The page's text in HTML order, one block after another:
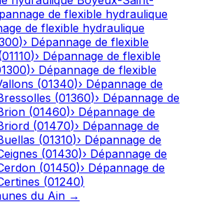
de flexible hydraulique
de flexible hydraulique
)› Dépannage de flexible
01110)› Dépannage de flexible
)› Dépannage de flexible
(01340)› Dépannage de
(01360)› Dépannage de
(01460)› Dépannage de
(01470)› Dépannage de
(01310)› Dépannage de
(01430)› Dépannage de
(01450)› Dépannage de
(01240)
du Ain →